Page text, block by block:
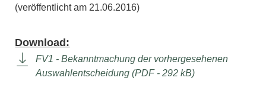
(veröffentlicht am 21.06.2016)
Download:
FV1 - Bekanntmachung der vorhergesehenen
Auswahlentscheidung (PDF - 292 kB)